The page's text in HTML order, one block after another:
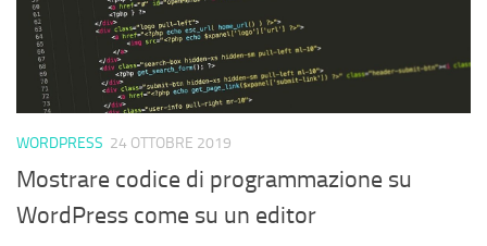
WORDPRESS 24 OTTOBRE 2019
Mostrare codice di programmazione su
WordPress come su un editor